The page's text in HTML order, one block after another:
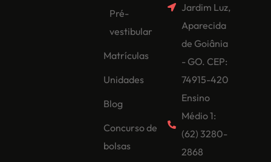
Pré-
vestibular
Matrículas
Unidades
Blog
Concurso de
bolsas
Jardim Luz,
Aparecida
de Goiânia
- GO. CEP:
74915-420
Ensino
Médio 1:
(62) 3280-
2868